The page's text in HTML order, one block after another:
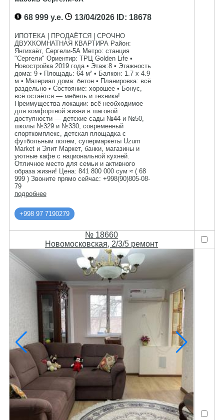
68 999 у.е. 13/04/2026ID: 18678
ИПОТЕКА | ПРОДАЁТСЯ | СРОЧНО
ДВУХКОМНАТНАЯ КВАРТИРА Район:
Янгихаёт, Сергели-5А Метро: станция
"Сергели" Ориентир: ТРЦ Golden Life •
Новостройка 2019 года • Этаж:8 • Этажность
дома: 9 • Площадь: 64 м² • Балкон: 1.7 x 4.9
м • Материал дома: бетон • Планировка: всё
раздельно • Состояние: хорошее • Бонус,
всё остаётся — мебель и техника!
Преимущества локации: всё необходимое
для комфортной жизни в шаговой
доступности — детские сады №44 и №50,
школы №329 и №330, современный
спорткомплекс, детская площадка с
футбольным полем, супермаркеты Uzum
Market и Элит Маркет, банки, магазины и
уютные кафе с национальной кухней.
Отличное место для семьи и активного
образа жизни! Цена: 841 800 000 сум ≈ ( 68
999 ) Звоните прямо сейчас: +998(90)805-08-
79
подробнее
+998 97 7190279
№ 18660
Новомосковская, 2/3/5 ремонт